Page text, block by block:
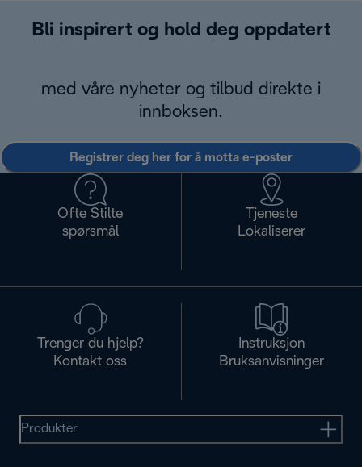
Bli inspirert og hold deg oppdatert
med våre nyheter og tilbud direkte i
innboksen.
Registrer deg her for å motta e-poster
Ofte Stilte
spørsmål
Tjeneste
Lokaliserer
Trenger du hjelp?
Kontakt oss
Instruksjon
Bruksanvisninger
Produkter